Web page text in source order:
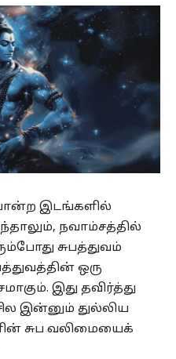
போன்ற இடங்களில்
நவாம்சத்தில்
சுபத்துவம்
ஒரு
இது தவிர்த்து
இன்னும் துல்லிய
சுப வலிமையைக்